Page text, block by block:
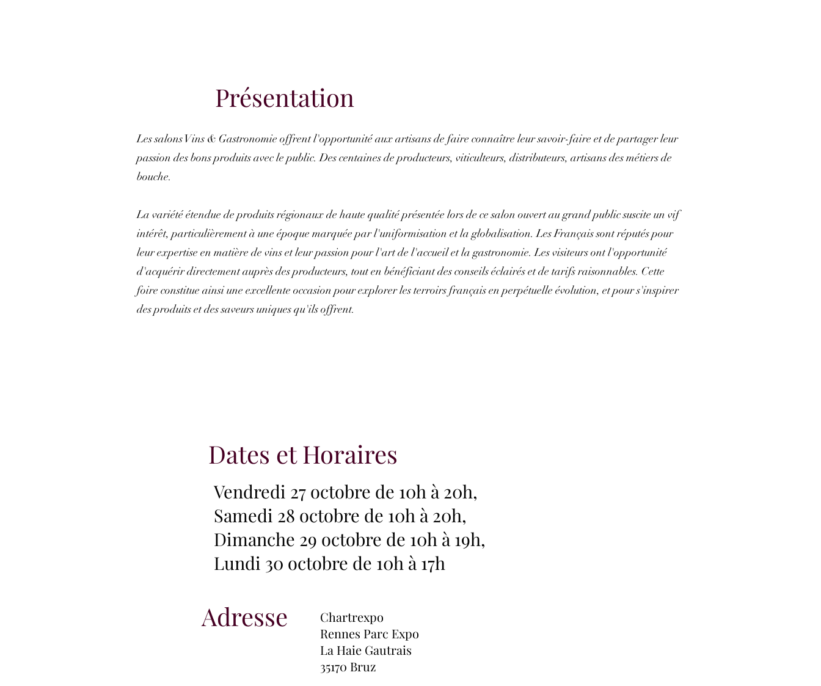
Présentation
Les salons Vins & Gastronomie offrent l'opportunité aux artisans de faire connaître leur savoir-faire et de partager leur
passion des bons produits avec le public. Des centaines de producteurs, viticulteurs, distributeurs, artisans des métiers de
bouche.
La variété étendue de produits régionaux de haute qualité présentée lors de ce salon ouvert au grand public suscite un vif
intérêt, particulièrement à une époque marquée par l'uniformisation et la globalisation. Les Français sont réputés pour
leur expertise en matière de vins et leur passion pour l'art de l'accueil et la gastronomie. Les visiteurs ont l'opportunité
d'acquérir directement auprès des producteurs, tout en bénéficiant des conseils éclairés et de tarifs raisonnables. Cette
foire constitue ainsi une excellente occasion pour explorer les terroirs français en perpétuelle évolution, et pour s'inspirer
des produits et des saveurs uniques qu'ils offrent.
Dates et Horaires
Vendredi 27 octobre de 10h à 20h,
Samedi 28 octobre de 10h à 20h,
Dimanche 29 octobre de 10h à 19h,
Lundi 30 octobre de 10h à 17h
Adresse
Chartrexpo
Rennes Parc Expo
La Haie Gautrais
35170 Bruz